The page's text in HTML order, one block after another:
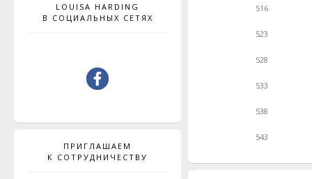
LOUISA HARDING
В СОЦИАЛЬНЫХ СЕТЯХ
ПРИГЛАШАЕМ
К СОТРУДНИЧЕСТВУ
516
523
528
533
538
543